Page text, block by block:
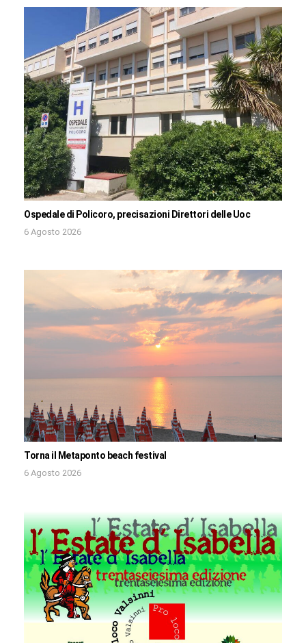
Ospedale di Policoro, precisazioni Direttori delle Uoc
6 Agosto 2026
Torna il Metaponto beach festival
6 Agosto 2026